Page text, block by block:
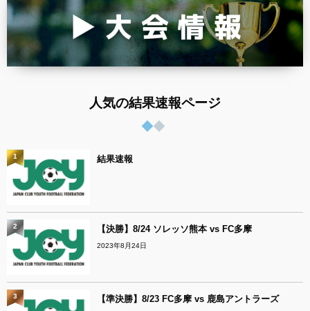
人気の結果速報ページ
結果速報
1
【決勝】8/24 ソレッソ熊本 vs FC多摩
2023年8月24日
2
【準決勝】8/23 FC多摩 vs 鹿島アントラーズ
3